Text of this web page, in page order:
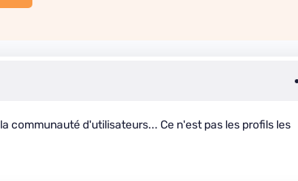
communauté d'utilisateurs... Ce n'est pas les profils les